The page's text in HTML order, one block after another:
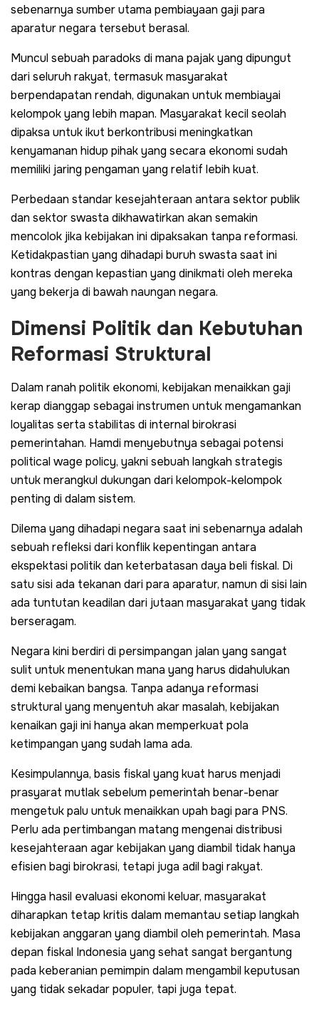
sebenarnya sumber utama pembiayaan gaji para
aparatur negara tersebut berasal.
Muncul sebuah paradoks di mana pajak yang dipungut
dari seluruh rakyat, termasuk masyarakat
berpendapatan rendah, digunakan untuk membiayai
kelompok yang lebih mapan. Masyarakat kecil seolah
dipaksa untuk ikut berkontribusi meningkatkan
kenyamanan hidup pihak yang secara ekonomi sudah
memiliki jaring pengaman yang relatif lebih kuat.
Perbedaan standar kesejahteraan antara sektor publik
dan sektor swasta dikhawatirkan akan semakin
mencolok jika kebijakan ini dipaksakan tanpa reformasi.
Ketidakpastian yang dihadapi buruh swasta saat ini
kontras dengan kepastian yang dinikmati oleh mereka
yang bekerja di bawah naungan negara.
Dimensi Politik dan Kebutuhan
Reformasi Struktural
Dalam ranah politik ekonomi, kebijakan menaikkan gaji
kerap dianggap sebagai instrumen untuk mengamankan
loyalitas serta stabilitas di internal birokrasi
pemerintahan. Hamdi menyebutnya sebagai potensi
political wage policy, yakni sebuah langkah strategis
untuk merangkul dukungan dari kelompok-kelompok
penting di dalam sistem.
Dilema yang dihadapi negara saat ini sebenarnya adalah
sebuah refleksi dari konflik kepentingan antara
ekspektasi politik dan keterbatasan daya beli fiskal. Di
satu sisi ada tekanan dari para aparatur, namun di sisi lain
ada tuntutan keadilan dari jutaan masyarakat yang tidak
berseragam.
Negara kini berdiri di persimpangan jalan yang sangat
sulit untuk menentukan mana yang harus didahulukan
demi kebaikan bangsa. Tanpa adanya reformasi
struktural yang menyentuh akar masalah, kebijakan
kenaikan gaji ini hanya akan memperkuat pola
ketimpangan yang sudah lama ada.
Kesimpulannya, basis fiskal yang kuat harus menjadi
prasyarat mutlak sebelum pemerintah benar-benar
mengetuk palu untuk menaikkan upah bagi para PNS.
Perlu ada pertimbangan matang mengenai distribusi
kesejahteraan agar kebijakan yang diambil tidak hanya
efisien bagi birokrasi, tetapi juga adil bagi rakyat.
Hingga hasil evaluasi ekonomi keluar, masyarakat
diharapkan tetap kritis dalam memantau setiap langkah
kebijakan anggaran yang diambil oleh pemerintah. Masa
depan fiskal Indonesia yang sehat sangat bergantung
pada keberanian pemimpin dalam mengambil keputusan
yang tidak sekadar populer, tapi juga tepat.